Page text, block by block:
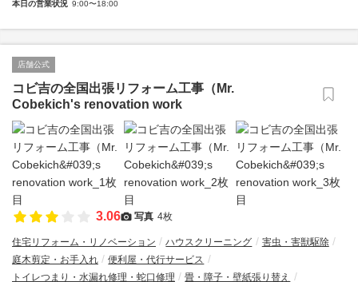
本日の営業状況 9:00〜18:00
店舗公式
コビ吉の全国出張リフォーム工事（Mr.
Cobekich's renovation work
3.06 写真 4枚
住宅リフォーム・リノベーション ハウスクリーニング
害虫・害獣駆除
庭木剪定・お手入れ
便利屋・代行サービス
トイレつまり・水漏れ修理・蛇口修理
畳・障子・壁紙張り替え